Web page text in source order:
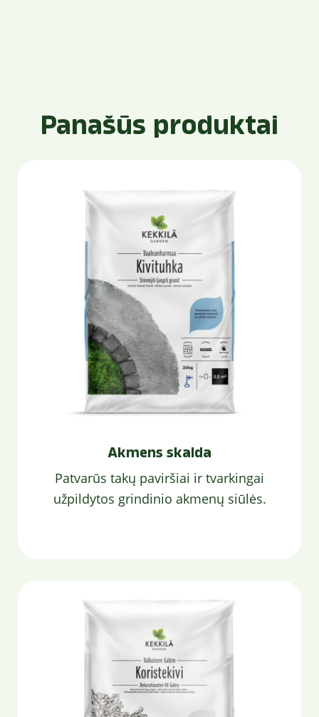
Panašūs produktai
Akmens skalda
Patvarūs takų paviršiai ir tvarkingai
užpildytos grindinio akmenų siūlės.